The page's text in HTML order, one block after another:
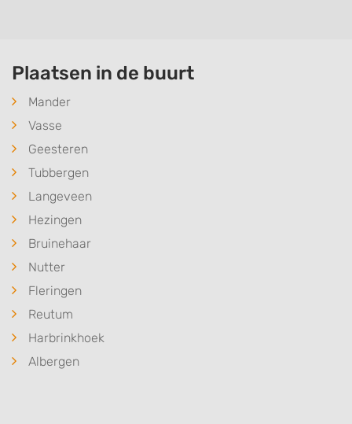
Plaatsen in de buurt
Mander
Vasse
Geesteren
Tubbergen
Langeveen
Hezingen
Bruinehaar
Nutter
Fleringen
Reutum
Harbrinkhoek
Albergen